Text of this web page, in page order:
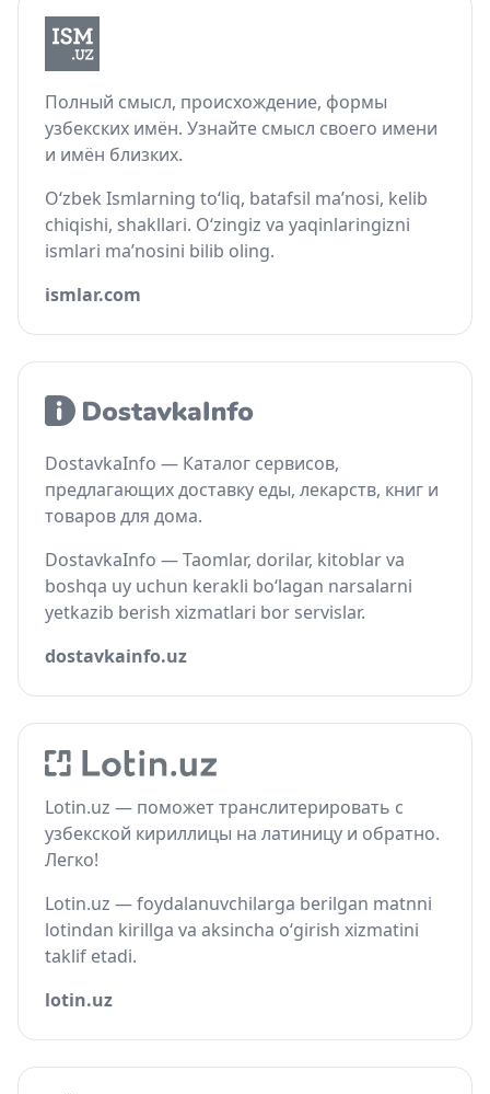
Полный смысл, происхождение, формы
узбекских имён. Узнайте смысл своего имени
и имён близких.
O‘zbek Ismlarning to‘liq, batafsil ma’nosi, kelib
chiqishi, shakllari. O‘zingiz va yaqinlaringizni
ismlari ma’nosini bilib oling.
ismlar.com
DostavkaInfo — Каталог сервисов,
предлагающих доставку еды, лекарств, книг и
товаров для дома.
DostavkaInfo — Taomlar, dorilar, kitoblar va
boshqa uy uchun kerakli bo‘lagan narsalarni
yetkazib berish xizmatlari bor servislar.
dostavkainfo.uz
Lotin.uz — поможет транслитерировать с
узбекской кириллицы на латиницу и обратно.
Легко!
Lotin.uz — foydalanuvchilarga berilgan matnni
lotindan kirillga va aksincha o‘girish xizmatini
taklif etadi.
lotin.uz